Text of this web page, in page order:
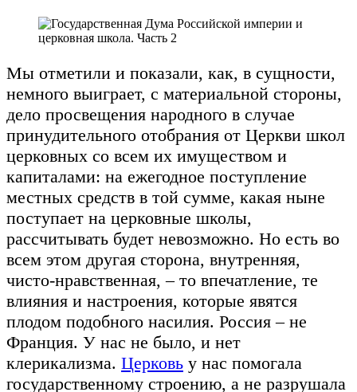
Мы отметили и показали, как, в сущности,
немного выиграет, с материальной стороны,
дело просвещения народного в случае
принудительного отобрания от Церкви школ
церковных со всем их имуществом и
капиталами: на ежегодное поступление
местных средств в той сумме, какая ныне
поступает на церковные школы,
рассчитывать будет невозможно. Но есть во
всем этом другая сторона, внутренняя,
чисто-нравственная, – то впечатление, те
влияния и настроения, которые явятся
плодом подобного насилия. Россия – не
Франция. У нас не было, и нет
клерикализма. Церковь у нас помогала
государственному строению, а не разрушала